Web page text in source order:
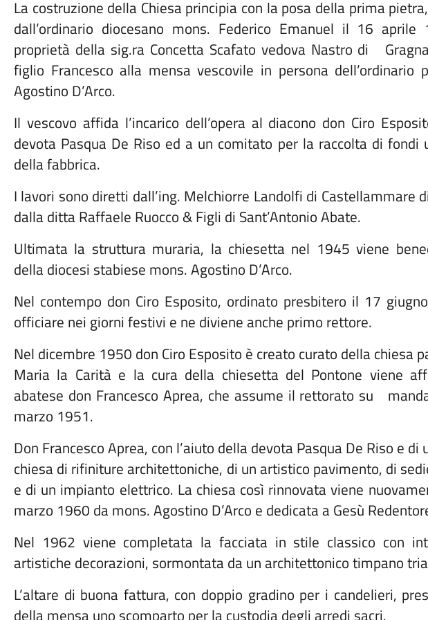
La costruzione della Chiesa principia con la posa della prima
dall’ordinario diocesano mons. Federico Emanuel il 16
proprietà della sig.ra Concetta Scafato vedova Nastro di
figlio Francesco alla mensa vescovile in persona dell’ordinario
Agostino D’Arco.
Il vescovo affida l’incarico dell’opera al diacono don Ciro
devota Pasqua De Riso ed a un comitato per la raccolta di fondi
della fabbrica.
I lavori sono diretti dall’ing. Melchiorre Landolfi di Castellammare
dalla ditta Raffaele Ruocco & Figli di Sant’Antonio Abate.
Ultimata la struttura muraria, la chiesetta nel 1945 viene
della diocesi stabiese mons. Agostino D’Arco.
Nel contempo don Ciro Esposito, ordinato presbitero il 17
officiare nei giorni festivi e ne diviene anche primo rettore.
Nel dicembre 1950 don Ciro Esposito è creato curato della chiesa
Maria la Carità e la cura della chiesetta del Pontone viene
abatese don Francesco Aprea, che assume il rettorato su
marzo 1951.
Don Francesco Aprea, con l’aiuto della devota Pasqua De Riso e
chiesa di rifiniture architettoniche, di un artistico pavimento, di
e di un impianto elettrico. La chiesa così rinnovata viene
marzo 1960 da mons. Agostino D’Arco e dedicata a Gesù
Nel 1962 viene completata la facciata in stile classico con
artistiche decorazioni, sormontata da un architettonico timpano
L’altare di buona fattura, con doppio gradino per i candelieri,
della mensa uno scomparto per la custodia degli arredi sacri.